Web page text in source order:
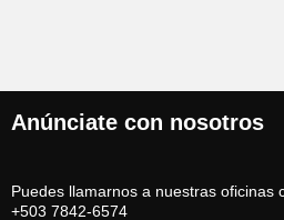
Anúnciate con nosotros
Puedes llamarnos a nuestras oficinas
+503 7842-6574